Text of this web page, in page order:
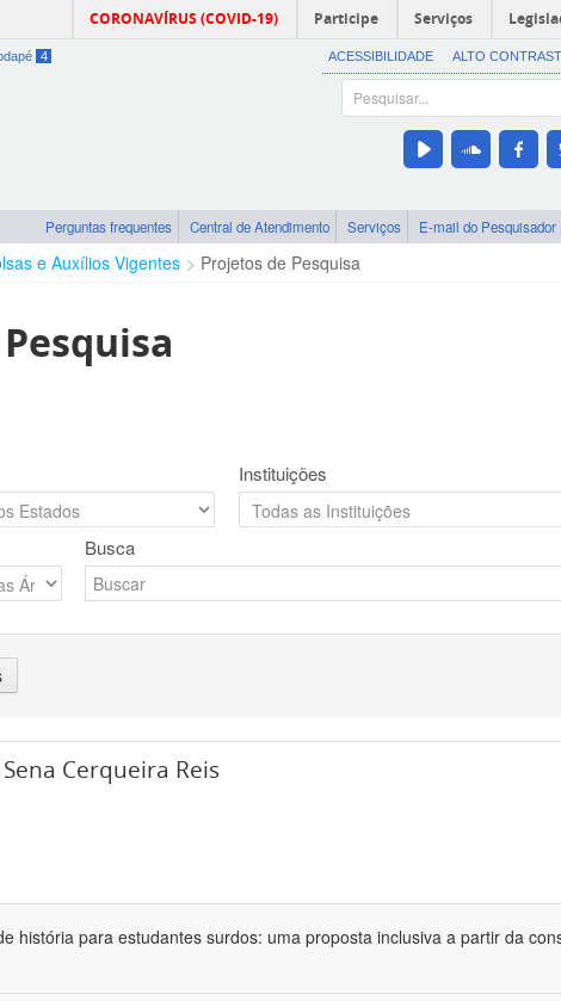
CORONAVÍRUS (COVID-19) Participe Serviços
4 ACESSIBILIDADE ALTO
Perguntas frequentes Central de Atendimento Serviços E-mail do Pesquisador
e Auxílios Vigentes Projetos de Pesquisa
Instituições
Busca
Cerqueira Reis
história para estudantes surdos: uma proposta inclusiva a partir da